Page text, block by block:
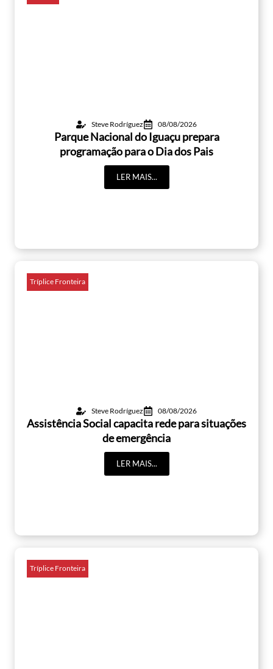
Steve Rodríguez 08/08/2026
Parque Nacional do Iguaçu prepara
programação para o Dia dos Pais
LER MAIS...
Tríplice Fronteira
Steve Rodríguez 08/08/2026
Assistência Social capacita rede para situações
de emergência
LER MAIS...
Tríplice Fronteira